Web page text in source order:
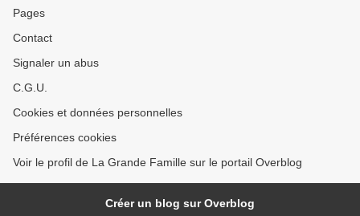
Pages
Contact
Signaler un abus
C.G.U.
Cookies et données personnelles
Préférences cookies
Voir le profil de La Grande Famille sur le portail Overblog
Créer un blog sur Overblog